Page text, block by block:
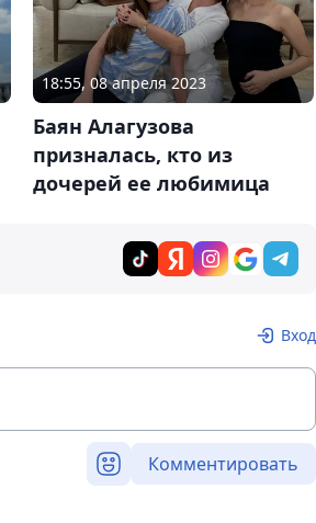
18:55, 08 апреля 2023
Баян Алагузова
призналась, кто из
дочерей ее любимица
Вход
Комментировать